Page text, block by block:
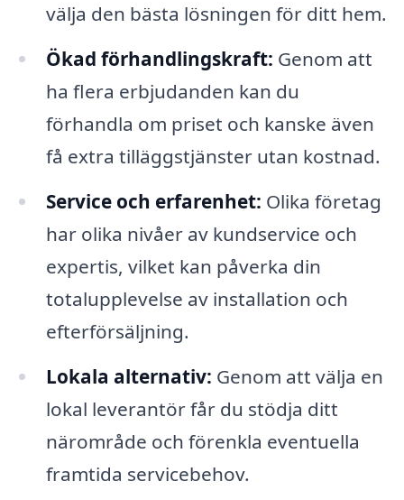
välja den bästa lösningen för ditt hem.
Ökad förhandlingskraft: Genom att
ha flera erbjudanden kan du
förhandla om priset och kanske även
få extra tilläggstjänster utan kostnad.
Service och erfarenhet: Olika företag
har olika nivåer av kundservice och
expertis, vilket kan påverka din
totalupplevelse av installation och
efterförsäljning.
Lokala alternativ: Genom att välja en
lokal leverantör får du stödja ditt
närområde och förenkla eventuella
framtida servicebehov.